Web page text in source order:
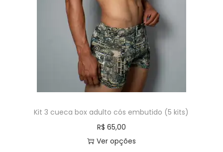
Kit 3 cueca box adulto cós embutido (5 kits)
R$ 65,00
Ver opções